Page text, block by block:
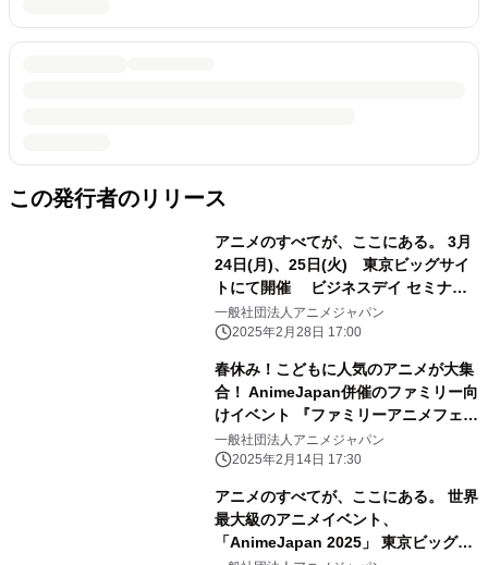
この発行者のリリース
アニメのすべてが、ここにある。 3月
24日(月)、25日(火) 東京ビッグサイ
トにて開催 ビジネスデイ セミナー
情報公開！ 事前来場登録も受付中！
一般社団法人アニメジャパン
2025年2月28日 17:00
春休み！こどもに人気のアニメが大集
合！ AnimeJapan併催のファミリー向
けイベント 『ファミリーアニメフェス
タ2025』3月22日・23日に開催
一般社団法人アニメジャパン
2025年2月14日 17:30
アニメのすべてが、ここにある。 世界
最大級のアニメイベント、
「AnimeJapan 2025」 東京ビッグサ